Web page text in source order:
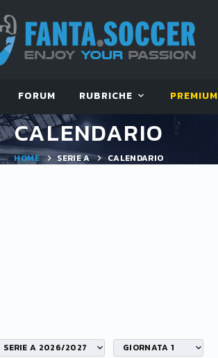
FORUM RUBRICHE PREMIUM
CALENDARIO
HOME SERIE A CALENDARIO
SERIE A 2026/2027 GIORNATA 1